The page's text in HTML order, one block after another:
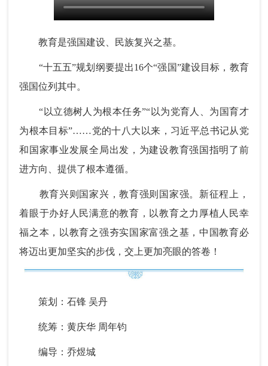
教育是强国建设、民族复兴之基。
“十五五”规划纲要提出16个“强国”建设目标，教育
强国位列其中。
“以立德树人为根本任务”“以为党育人、为国育才
为根本目标”……党的十八大以来，习近平总书记从党
和国家事业发展全局出发，为建设教育强国指明了前
进方向、提供了根本遵循。
教育兴则国家兴，教育强则国家强。新征程上，
着眼于办好人民满意的教育，以教育之力厚植人民幸
福之本，以教育之强夯实国家富强之基，中国教育必
将迈出更加坚实的步伐，交上更加亮眼的答卷！
策划：石锋 吴丹
统筹：黄庆华 周年钧
编导：乔煜城